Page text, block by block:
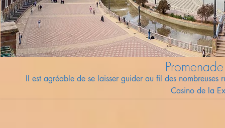
Il est agréable de se laisser guider au fil des nombreuses
Casino de la